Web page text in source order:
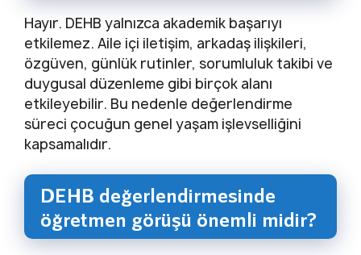
Hayır. DEHB yalnızca akademik başarıyı
etkilemez. Aile içi iletişim, arkadaş ilişkileri,
özgüven, günlük rutinler, sorumluluk takibi ve
duygusal düzenleme gibi birçok alanı
etkileyebilir. Bu nedenle değerlendirme
süreci çocuğun genel yaşam işlevselliğini
kapsamalıdır.
DEHB değerlendirmesinde
öğretmen görüşü önemli midir?